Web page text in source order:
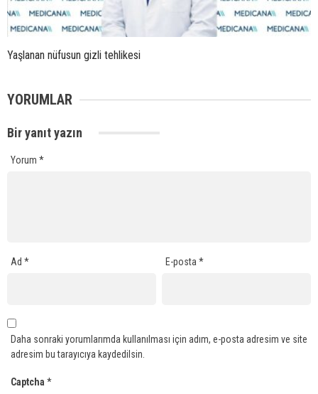
Yaşlanan nüfusun gizli tehlikesi
YORUMLAR
Bir yanıt yazın
Yorum *
Ad * E-posta*
Daha sonraki yorumlarımda kullanılması için adım, e-posta adresim ve site
adresim bu tarayıcıya kaydedilsin.
Captcha *